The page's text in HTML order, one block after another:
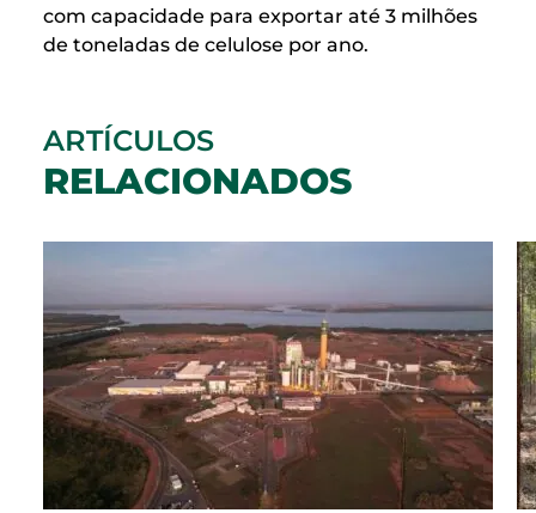
com capacidade para exportar até 3 milhões
de toneladas de celulose por ano.
ARTÍCULOS
RELACIONADOS